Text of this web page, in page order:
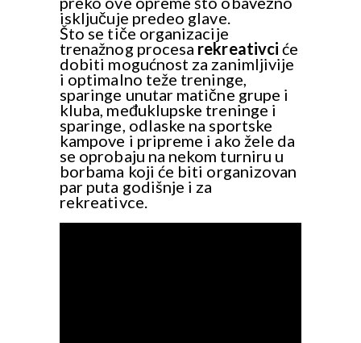
isključuje predeo glave.
Što se tiče organizacije
trenažnog procesa rekreativci će
dobiti mogućnost za zanimljivije
i optimalno teže treninge,
sparinge unutar matične grupe i
kluba, međuklupske treninge i
sparinge, odlaske na sportske
kampove i pripreme i ako žele da
se oprobaju na nekom turniru u
borbama koji će biti organizovan
par puta godišnje i za
rekreativce.